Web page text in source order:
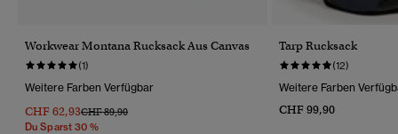
Workwear Montana Rucksack Aus Canvas
(1)
Weitere Farben Verfügbar
CHF 62,93Preis Wurde Reduziert Von
CHF 89,90Bis
Du Sparst 30 %
Tarp Rucksack
(12)
Weitere Farben
CHF 99,90